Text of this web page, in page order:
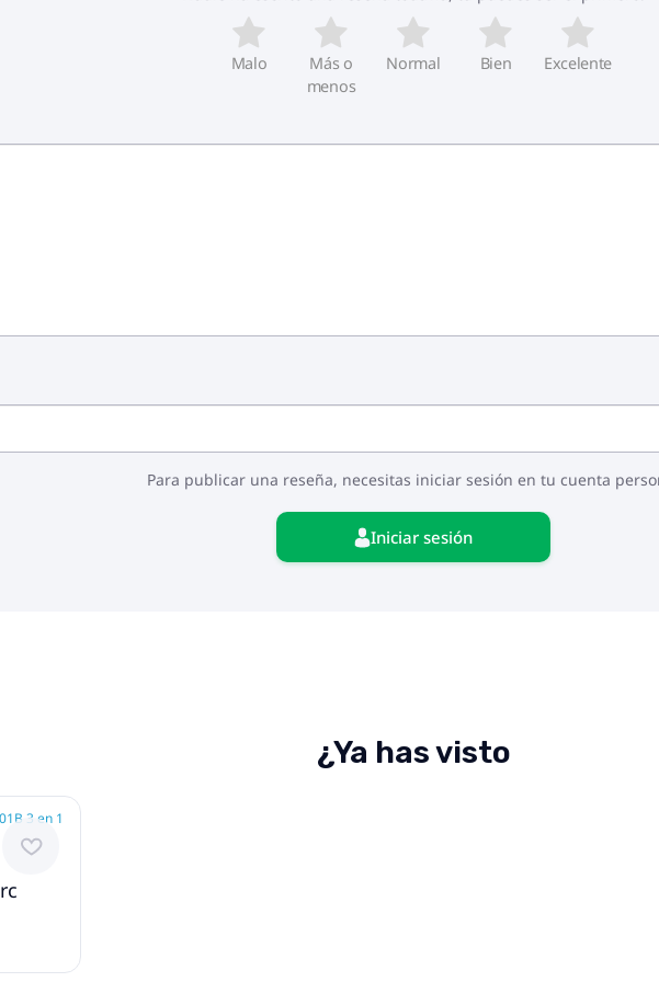
únicamente como ejemplo y pretenden demostrar las propiedades del
Malo
Más o
menos
Normal Bien Excelente
Para publicar una reseña, necesitas iniciar sesión en tu cuenta
Iniciar sesión
¿Ya has visto